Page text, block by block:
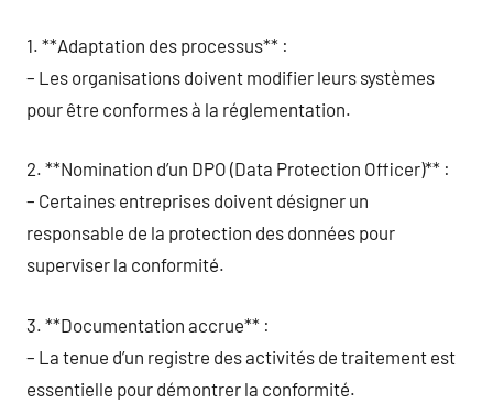
1. **Adaptation des processus** :
– Les organisations doivent modifier leurs systèmes
pour être conformes à la réglementation.
2. **Nomination d’un DPO (Data Protection Officer)** :
– Certaines entreprises doivent désigner un
responsable de la protection des données pour
superviser la conformité.
3. **Documentation accrue** :
– La tenue d’un registre des activités de traitement est
essentielle pour démontrer la conformité.